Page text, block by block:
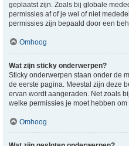
geplaatst zijn. Zoals bij globale
permissies af of je wel of niet
permissies zijn bepaald door een
Omhoog
Wat zijn sticky onderwerpen?
Sticky onderwerpen staan onder de
de eerste pagina. Meestal zijn deze
ervan wordt aangeraden. Net zoals
welke permissies je moet hebben
Omhoog